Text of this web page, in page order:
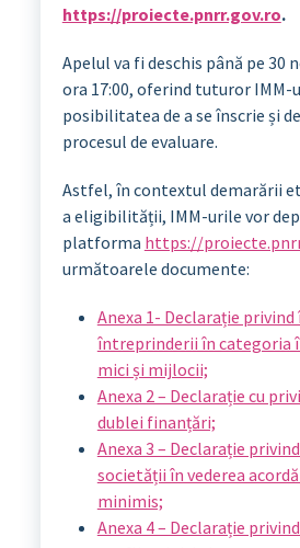
https://proiecte.pnrr.gov.ro.
Apelul va fi deschis până pe 30
ora 17:00, oferind tuturor
posibilitatea de a se înscrie și
procesul de evaluare.
Astfel, în contextul demarării
a eligibilității, IMM-urile vor
platforma https://
următoarele documente:
Anexa 1- Declarație privind
întreprinderii în categoria
mici și mijlocii;
Anexa 2 – Declarație cu
dublei finanțări;
Anexa 3 – Declarație
societății în vederea
minimis;
Anexa 4 – Declarație